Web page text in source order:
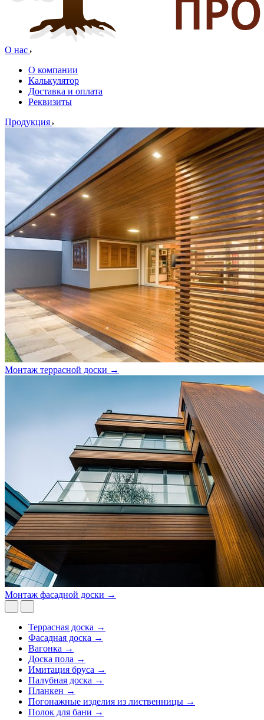
О нас
О компании
Калькулятор
Доставка и оплата
Реквизиты
Продукция
Монтаж террасной доски →
Монтаж фасадной доски →
Террасная доска →
Фасадная доска →
Вагонка →
Доска пола →
Имитация бруса →
Палубная доска →
Планкен →
Погонажные изделия из лиственницы →
Полок для бани →